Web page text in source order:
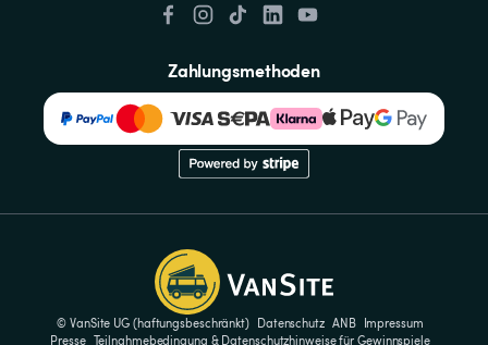
Zahlungsmethoden
© VanSite UG (haftungsbeschränkt) Datenschutz ANB
Impressum
Presse Teilnahmebedingung & Datenschutzhinweise für Gewinnspiele